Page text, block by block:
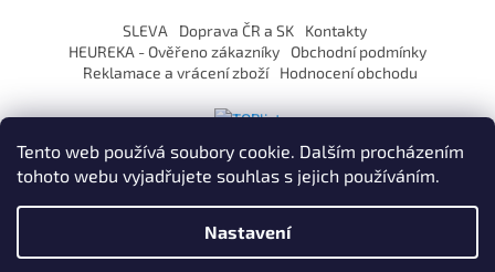
Tento web používá soubory cookie. Dalším procházením
tohoto webu vyjadřujete souhlas s jejich používáním.
Nastavení
í
SLEVA Doprava ČR a SK
Kontakty
HEUREKA - Ověřeno zákazníky
Obchodní podmínky
Reklamace a vrácení zboží
Hodnocení obchodu